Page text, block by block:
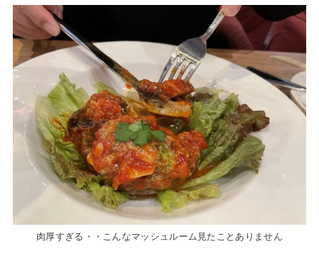
肉厚すぎる・・こんなマッシュルーム見たことありません